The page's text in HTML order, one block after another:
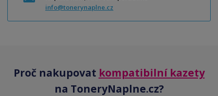
info@tonerynaplne.cz
Proč nakupovat kompatibilní kazety
na ToneryNaplne.cz?